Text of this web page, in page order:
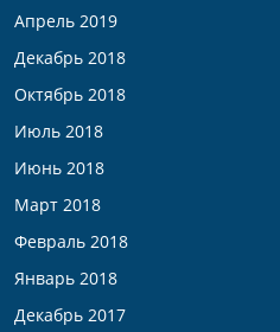
Апрель 2019
Декабрь 2018
Октябрь 2018
Июль 2018
Июнь 2018
Март 2018
Февраль 2018
Январь 2018
Декабрь 2017